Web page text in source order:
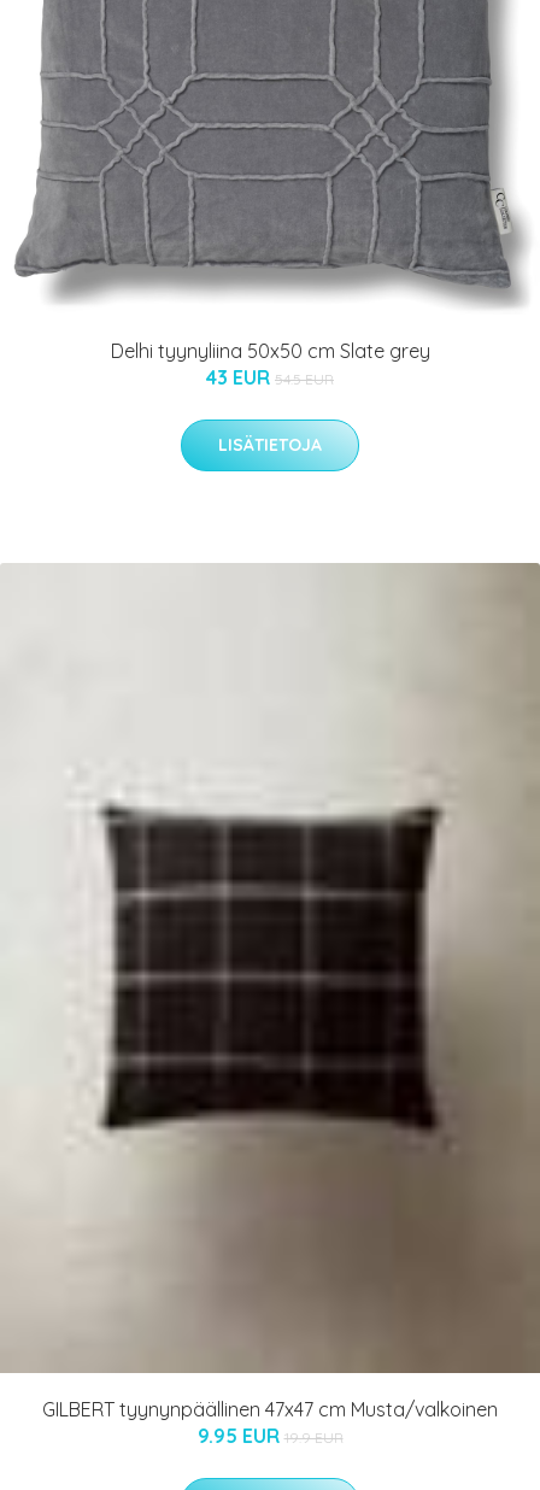
Delhi tyynyliina 50x50 cm Slate grey
43 EUR 54.5 EUR
LISÄTIETOJA
GILBERT tyynynpäällinen 47x47 cm Musta/valkoinen
9.95 EUR 19.9 EUR